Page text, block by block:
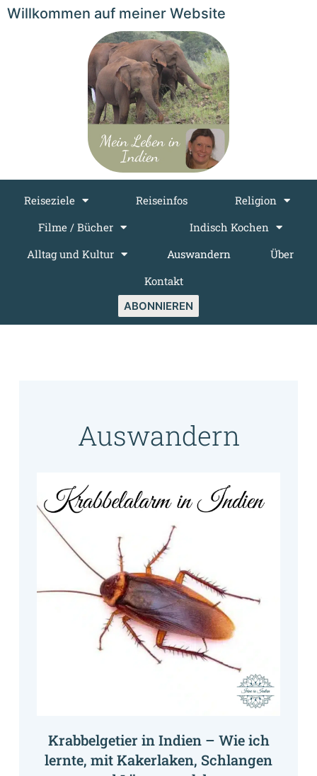
Willkommen auf meiner Website
Reiseziele Reiseinfos
Religion
Filme / Bücher
Indisch Kochen
Alltag und Kultur
Auswandern
Über
Kontakt
ABONNIEREN
Auswandern
Krabbelgetier in Indien – Wie ich
lernte, mit Kakerlaken, Schlangen